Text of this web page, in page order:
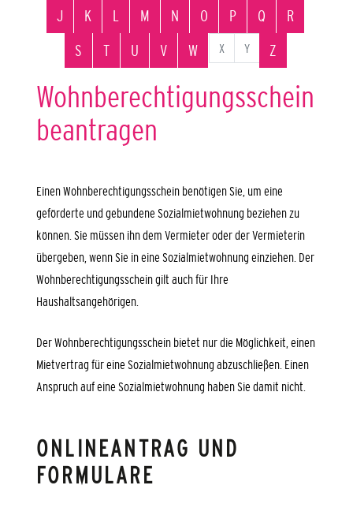
J
K L M N O P Q
R
S
T U V W X Y Z
Wohnberechtigungsschein
beantragen
Einen Wohnberechtigungsschein benötigen Sie, um eine
geförderte und gebundene Sozialmietwohnung beziehen zu
können. Sie müssen ihn dem Vermieter oder der Vermieterin
übergeben, wenn Sie in eine Sozialmietwohnung einziehen. Der
Wohnberechtigungsschein gilt auch für Ihre
Haushaltsangehörigen.
Der Wohnberechtigungsschein bietet nur die Möglichkeit, einen
Mietvertrag für eine Sozialmietwohnung abzuschließen. Einen
Anspruch auf eine Sozialmietwohnung haben Sie damit nicht.
ONLINEANTRAG UND
FORMULARE